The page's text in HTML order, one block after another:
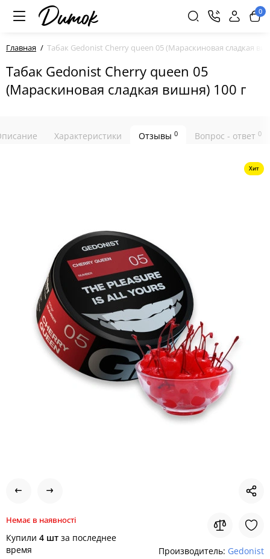
0
Главная Табак Gedonist Cherry queen 05 (Мараскиновая сладкая
Табак Gedonist Cherry queen 05
(Мараскиновая сладкая вишня) 100 г
Характеристики Отзывы 0 Вопрос - ответ 0
Хит
Немає в наявності
Купили 4 шт за последнее
время
Производитель: Gedonist